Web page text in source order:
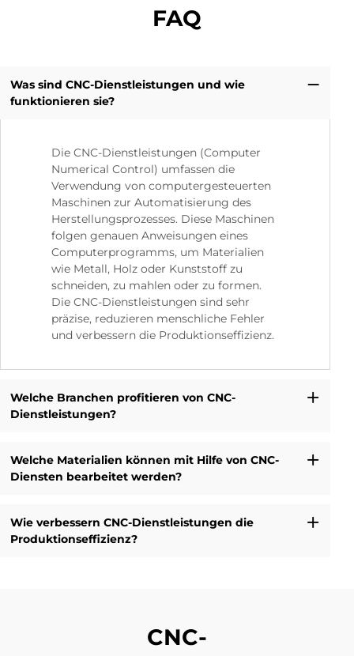
FAQ
Was sind CNC-Dienstleistungen und wie
funktionieren sie?
Die CNC-Dienstleistungen (Computer
Numerical Control) umfassen die
Verwendung von computergesteuerten
Maschinen zur Automatisierung des
Herstellungsprozesses. Diese Maschinen
folgen genauen Anweisungen eines
Computerprogramms, um Materialien
wie Metall, Holz oder Kunststoff zu
schneiden, zu mahlen oder zu formen.
Die CNC-Dienstleistungen sind sehr
präzise, reduzieren menschliche Fehler
und verbessern die Produktionseffizienz.
Welche Branchen profitieren von CNC-
Dienstleistungen?
Welche Materialien können mit Hilfe von CNC-
Diensten bearbeitet werden?
Wie verbessern CNC-Dienstleistungen die
Produktionseffizienz?
CNC-